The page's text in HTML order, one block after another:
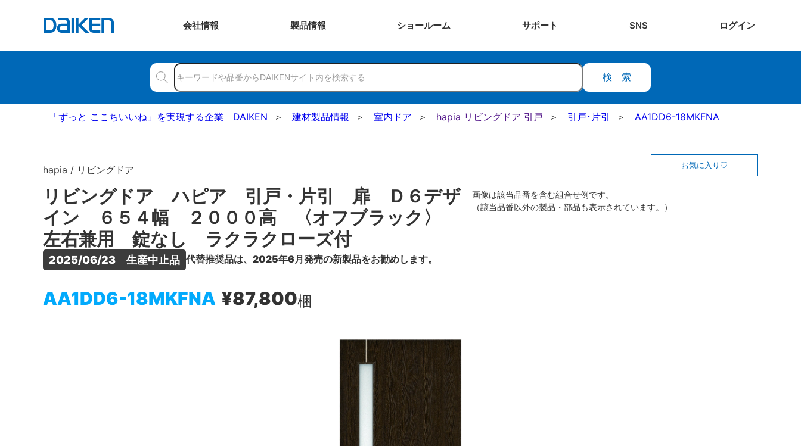
会社情報 製品情報 ショールーム サポート SNS ログイン
検索
「ずっと ここちいいね」を実現する企業 DAIKEN 建材製品情報 室内ドア hapia リビングドア 引戸 引戸･片引 AA1DD6-18MKFNA
hapia / リビングドア
リビングドア ハピア 引戸・片引 扉 Ｄ６デザ
イン ６５４幅 ２０００高 〈オフブラック〉
左右兼用 錠なし ラクラクローズ付
2025/06/23　生産中止品 代替推奨品は、2025年6月発売の新製品をお勧めします。
AA1DD6-18MKFNA ¥87,800梱
お気に入り
画像は該当品番を含む組合せ例です。
（該当品番以外の製品・部品も表示されています。）